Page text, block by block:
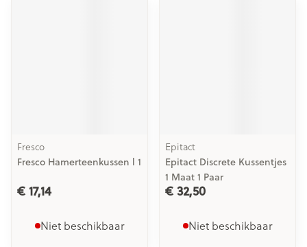
Fresco
Fresco Hamerteenkussen l 1
€ 17,14
Niet beschikbaar
Epitact
Epitact Discrete Kussentjes
1 Maat 1 Paar
€ 32,50
Niet beschikbaar